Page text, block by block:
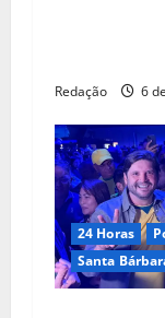
Redação 6
24 Horas
Santa